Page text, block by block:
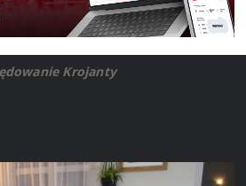
Krojanty